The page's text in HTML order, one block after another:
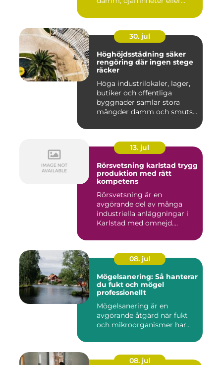
30. jul
Höghöjdsstädning säker
rengöring där ingen stege
räcker
Höga industrilokaler, lager,
butiker och offentliga
byggnader samlar stora
mängder damm och smuts
13. jul
Rörsvetsning karlstad trygg
produktion med rätt
kompetens
Rörsvetsning är en
avgörande del av många
industriella anläggningar i
Karlstad med omnejd.
08. jul
Mögelsanering: Så hanterar
du fukt och mögel
professionellt
Mögelsanering är en
avgörande åtgärd när fukt
och mikroorganismer har...
08. jul